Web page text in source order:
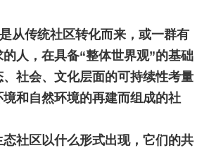
传统社区转化而来，或一群有
人，在具备“整体世界观”的基础
社会、文化层面的可持续性考量
和自然环境的再建而组成的社
社区以什么形式出现，它们的共